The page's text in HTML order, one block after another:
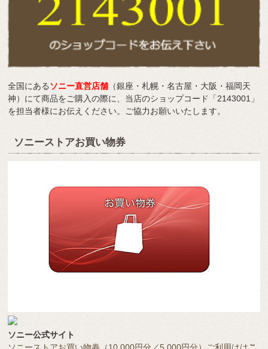
全国にあるソニー直営店舗 （銀座・札幌・名古屋・大阪・福岡天
神）にて商品をご購入の際に、当店のショップコード「2143001」
を担当者様にお伝えください。ご協力お願いいたします。
ソニーストアお買い物券
ソニー公式サイト
ソニーストアお買い物券（10,000円分／5,000円分）ご利用ははこ